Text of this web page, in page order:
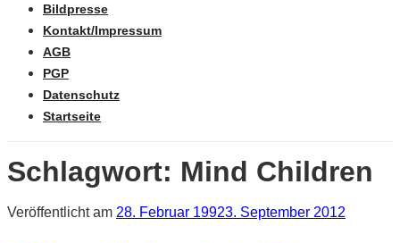
Bildpresse
Kontakt/Impressum
AGB
PGP
Datenschutz
Startseite
Schlagwort: Mind Children
Veröffentlicht am 28. Februar 19923. September 2012